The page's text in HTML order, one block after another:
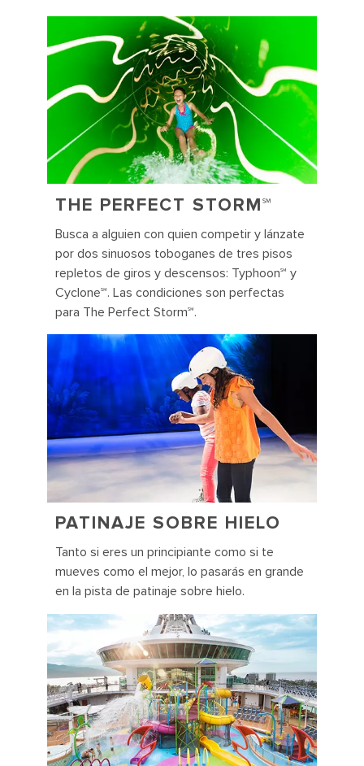
THE PERFECT STORM℠
Busca a alguien con quien competir y lánzate
por dos sinuosos toboganes de tres pisos
repletos de giros y descensos: Typhoon℠ y
Cyclone℠. Las condiciones son perfectas
para The Perfect Storm℠.
PATINAJE SOBRE HIELO
Tanto si eres un principiante como si te
mueves como el mejor, lo pasarás en grande
en la pista de patinaje sobre hielo.